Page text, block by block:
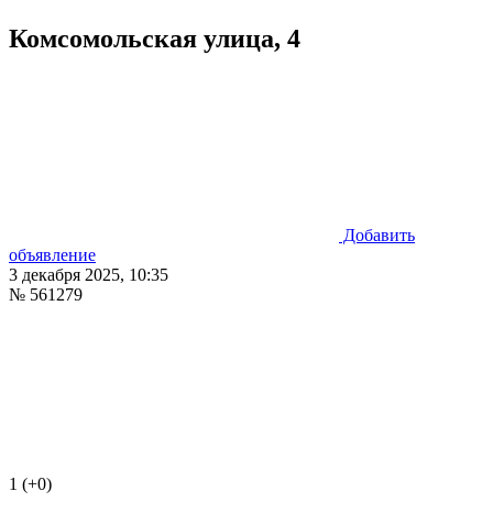
Комсомольская улица, 4
Добавить
объявление
3 декабря 2025, 10:35
№ 561279
1 (+0)